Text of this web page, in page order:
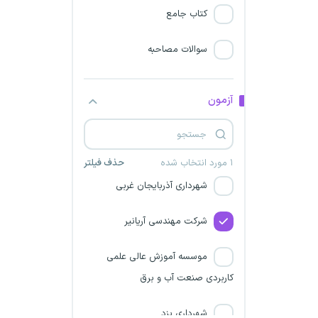
کتاب جامع
سوالات مصاحبه
آزمون
۱ مورد انتخاب شده حذف فیلتر
شرکت پتروشیمی دالاهو
شهرداری خراسان شمالی
شهرداری ایلام
شرکت مشانیر
شهرداری آذربایجان غربی
شرکت مهندسی آریانیر
موسسه آموزش عالی علمی
کاربردی صنعت آب و برق
شهرداری یزد